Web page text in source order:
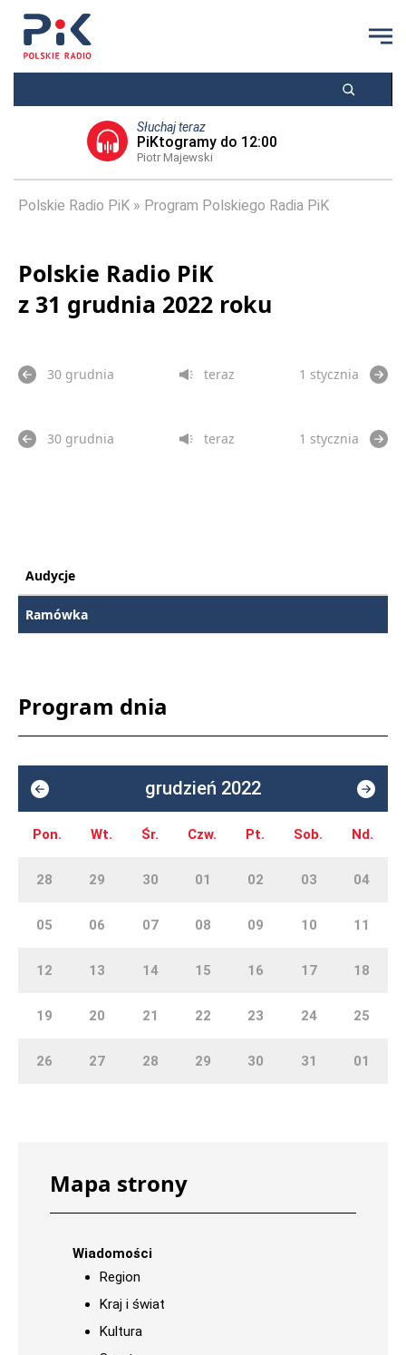
Słuchaj teraz
PiKtogramy do 12:00
Piotr Majewski
Polskie Radio PiK Program Polskiego Radia PiK
Polskie Radio PiK
z 31 grudnia 2022 roku
30 grudnia teraz 1 stycznia
30 grudnia teraz 1 stycznia
Audycje
Ramówka
Program dnia
grudzień 2022
Pon. Wt. Śr. Czw. Pt. Sob. Nd.
28 29 30 01 02 03 04
05 06 07 08 09 10 11
12 13 14 15 16 17 18
19 20 21 22 23 24 25
26 27 28 29 30 31 01
Mapa strony
Wiadomości
Region
Kraj i świat
Kultura